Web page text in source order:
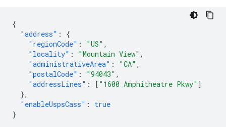
{
"address" :
{
"regionCode" : "US" ,
"locality" : "Mountain View" ,
"administrativeArea" : "CA" ,
"postalCode" : "94043" ,
"addressLines" : [ "1600 Amphitheatre Pkwy" ]
},
"enableUspsCass" :
true
}